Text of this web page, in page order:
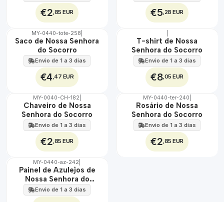
€2,85 EUR €5,28 EUR
🇵🇹
MY-0440-tote-258
Saco de Nossa Senhora
do Socorro
Envio de 1 a 3 dias
€4,47 EUR
🇵🇹
100%
T-shirt de Nossa
Senhora do Socorro
Envio de 1 a 3 dias
€8,05 EUR
🇵🇹
100%
MY-0040-CH-182
Chaveiro de Nossa
Senhora do Socorro
Envio de 1 a 3 dias
€2,85 EUR
🇵🇹
100%
MY-0440-ter-240
Rosário de Nossa
Senhora do Socorro
Envio de 1 a 3 dias
€2,85 EUR
🇵🇹
100%
EXT.
MY-0440-az-242
Painel de Azulejos de
Nossa Senhora do
Socorro 30 cm x 45 cm
Envio de 1 a 3 dias